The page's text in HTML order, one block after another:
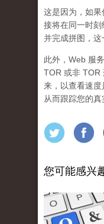
这是因为，如
接将在同一时刻
并完成拼图，这
此外，Web 服
TOR 或非 TOR
来，以查看速度
从而跟踪您的真
您可能感兴